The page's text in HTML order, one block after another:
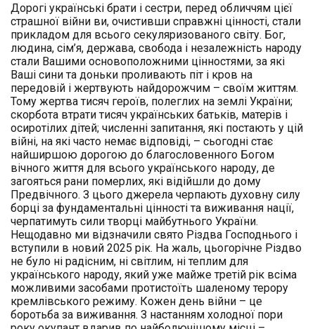
Дорогі українські брати і сестри, перед обличчям цієї
страшної війни ви, очистивши справжні цінності, стали
прикладом для всього секуляризованого світу. Бог,
людина, сім’я, держава, свобода і незалежність народу
стали Вашими основоположними цінностями, за які
Ваші сини та доньки проливають піт і кров на
передовій і жертвують найдорожчим – своїм життям.
Тому жертва тисяч героїв, полеглих на землі України;
скорбота втрати тисяч українських батьків, матерів і
осиротілих дітей; численні запитання, які постають у цій
війні, на які часто немає відповіді, – сьогодні стає
найширшою дорогою до благословенного Богом
вічного життя для всього українського народу, де
загояться рани померлих, які відійшли до дому
Предвічного. З цього джерела черпають духовну силу
борці за фундаментальні цінності та виживання нації,
черпатимуть сили творці майбутнього України.
Нещодавно ми відзначили свято Різдва Господнього і
вступили в новий 2025 рік. На жаль, цьогорічне Різдво
не було ні радісним, ні світлим, ні теплим для
українського народу, який уже майже третій рік всіма
можливими засобами протистоїть шаленому терору
кремлівського режиму. Кожен день війни – це
боротьба за виживання. З настанням холодної пори